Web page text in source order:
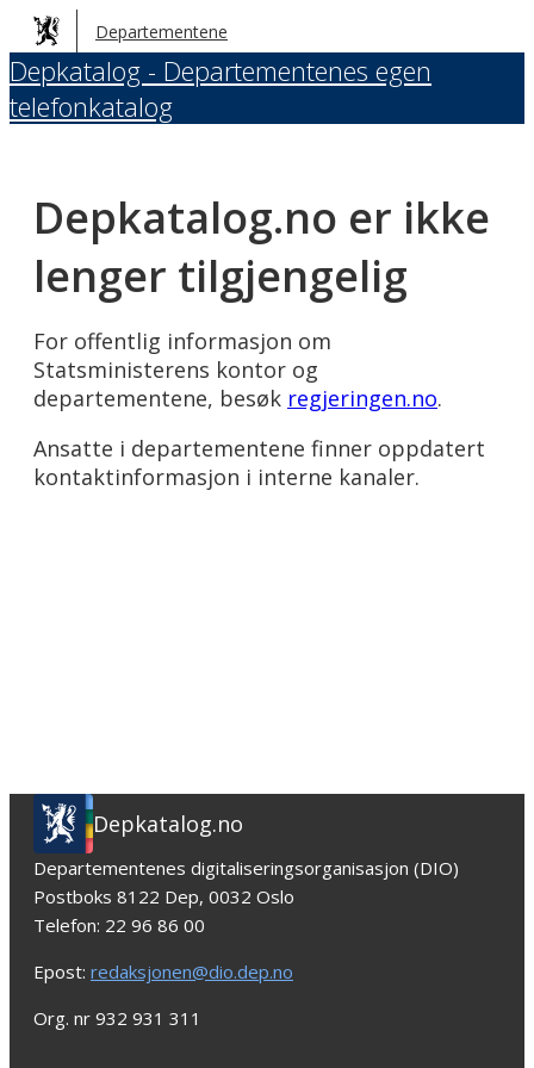
Hopp
til
hovedinnhold
Departementene
Depkatalog - Departementenes egen
telefonkatalog
Depkatalog.no er ikke
lenger tilgjengelig
For offentlig informasjon om
Statsministerens kontor og
departementene, besøk regjeringen.no.
Ansatte i departementene finner oppdatert
kontaktinformasjon i interne kanaler.
Depkatalog.no
Departementenes digitaliseringsorganisasjon (DIO)
Postboks 8122 Dep, 0032 Oslo
Telefon: 22 96 86 00
Epost: redaksjonen@dio.dep.no
Org. nr 932 931 311